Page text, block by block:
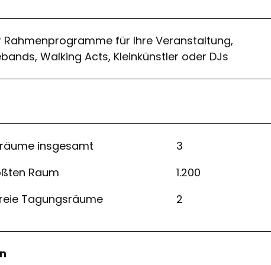
Rahmenprogramme für Ihre Veranstaltung,
Walking Acts, Kleinkünstler oder DJs
insgesamt
3
Raum
1.200
Tagungsräume
2